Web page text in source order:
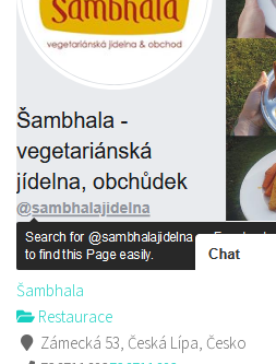
Šambhala
Restaurace
Zámecká 53, Česká Lípa, Česko